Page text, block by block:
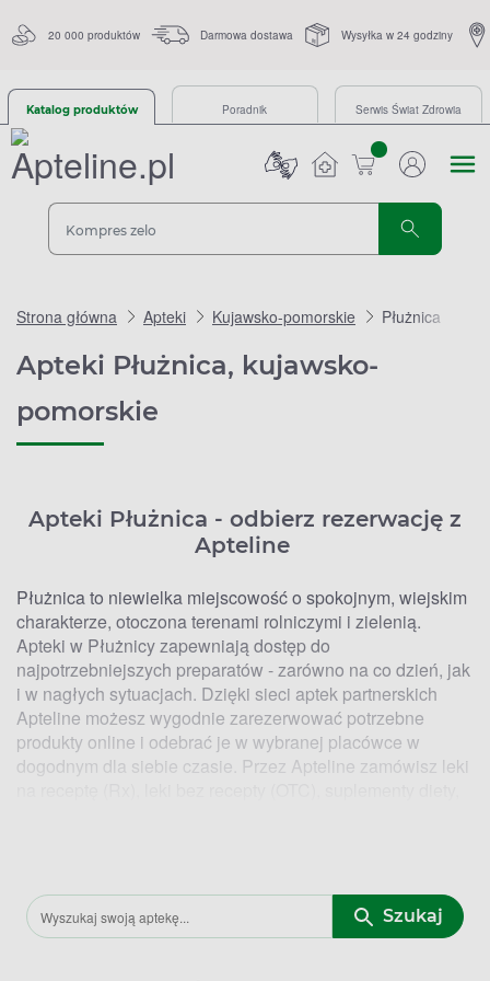
20 000 produktów Darmowa dostawa Wysyłka w 24 godziny
Katalog produktów Poradnik Serwis Świat Zdrowia
sztuk
Strona główna Apteki Kujawsko-pomorskie Płużnica
Apteki Płużnica, kujawsko-
pomorskie
Apteki Płużnica - odbierz rezerwację z
Apteline
Płużnica to niewielka miejscowość o spokojnym, wiejskim
charakterze, otoczona terenami rolniczymi i zielenią.
Apteki w Płużnicy zapewniają dostęp do
najpotrzebniejszych preparatów - zarówno na co dzień, jak
i w nagłych sytuacjach. Dzięki sieci aptek partnerskich
Apteline możesz wygodnie zarezerwować potrzebne
produkty online i odebrać je w wybranej placówce w
dogodnym dla siebie czasie. Przez Apteline zamówisz leki
jesienią i zimą, wiele osób sięga poleki na przeziębienie i
grypę, które pomagają złagodzić objawy infekcji i szybciej
Szukaj